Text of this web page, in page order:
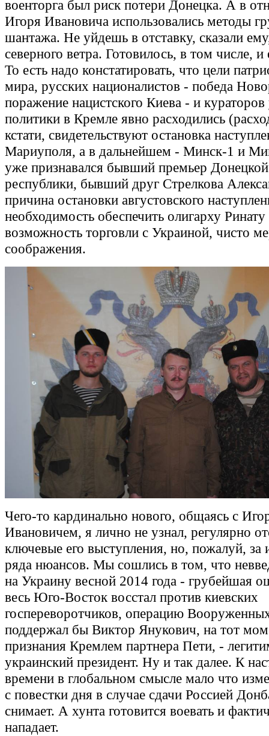
военторга был риск потери Донецка. А в
Игоря Ивановича использовались методы
шантажа. Не уйдешь в отставку, сказали
северного ветра. Готовилось, в том числе, и
То есть надо констатировать, что цели
мира, русских националистов - победа
поражение нацистского Киева - и кураторов
политики в Кремле явно расходились
кстати, свидетельствуют остановка
Мариуполя, а в дальнейшем - Минск-1 и
уже признавался бывший премьер
республики, бывший друг Стрелкова
причина остановки августовского
необходимость обеспечить олигарху
возможность торговли с Украиной, чисто
соображения.
Чего-то кардинально нового, общаясь с
Ивановичем, я лично не узнал, регулярно
ключевые его выступления, но, пожалуй, за
ряда нюансов. Мы сошлись в том, что
на Украину весной 2014 года - грубейшая
весь Юго-Восток восстал против киевских
госпереворотчиков, операцию
поддержал бы Виктор Янукович, на тот
признания Кремлем партнера Пети, -
украинский президент. Ну и так далее. К
времени в глобальном смысле мало что
с повестки дня в случае сдачи Россией
снимает. А хунта готовится воевать и
нападает.